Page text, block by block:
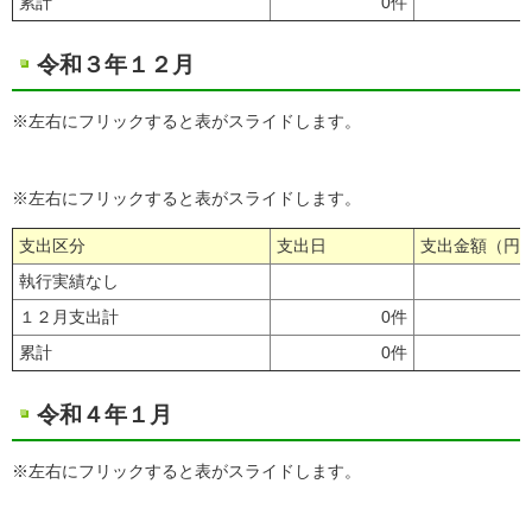
令和３年１２月
※左右にフリックすると表がスライドします。
※左右にフリックすると表がスライドします。
支出区分 支出日
支出金額（円
執行実績なし
１２月支出計
0件
累計
0件
令和４年１月
※左右にフリックすると表がスライドします。